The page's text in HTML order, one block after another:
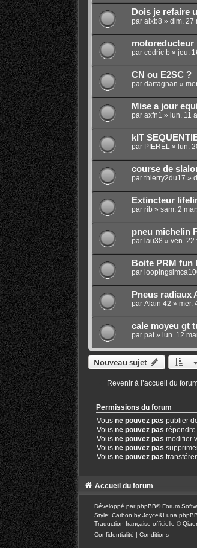
Dois je refaire
par alxb8 » dim. 27
motoreducteur
par cédric b » jeu.
CN ou E2SC ?
par dartagnan »
Mise a jour
par axfn1 » lun. 11
kIT
par PIEREL» lun.
course de
par thierry2du17 »
Extincteur
par rib » sam. 2
pneu michelin
par lau38 » ven. 22
Boite PRM fun
par
Pneus radiaux
par Alain 42 » mer.
cale moyeu gt
par pat» lun. 12
Nouveau sujet
Revenir à l’accueil du
Permissions du forum
Vous ne pouvez pas publier
Vous ne pouvez pas répondre
Vous ne pouvez pas modifier
Vous ne pouvez pas
Vous ne pouvez pas
Accueil du forum
Développé parphpBB® Forum
Style: Carbon by Joyce&Luna
Traduction française officielle ©
Confidentialité
Conditions